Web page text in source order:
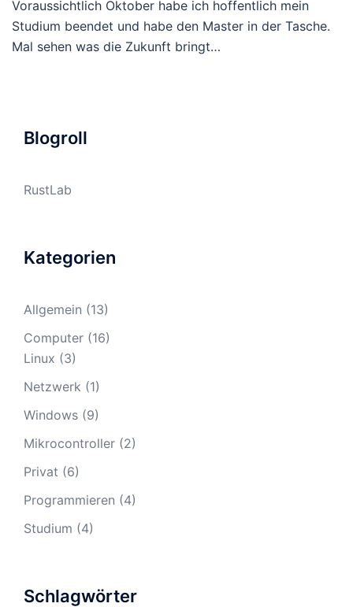
Voraussichtlich Oktober habe ich hoffentlich mein
Studium beendet und habe den Master in der Tasche.
Mal sehen was die Zukunft bringt…
Blogroll
RustLab
Kategorien
Allgemein (13)
Computer (16)
Linux (3)
Netzwerk (1)
Windows (9)
Mikrocontroller (2)
Privat (6)
Programmieren (4)
Studium (4)
Schlagwörter